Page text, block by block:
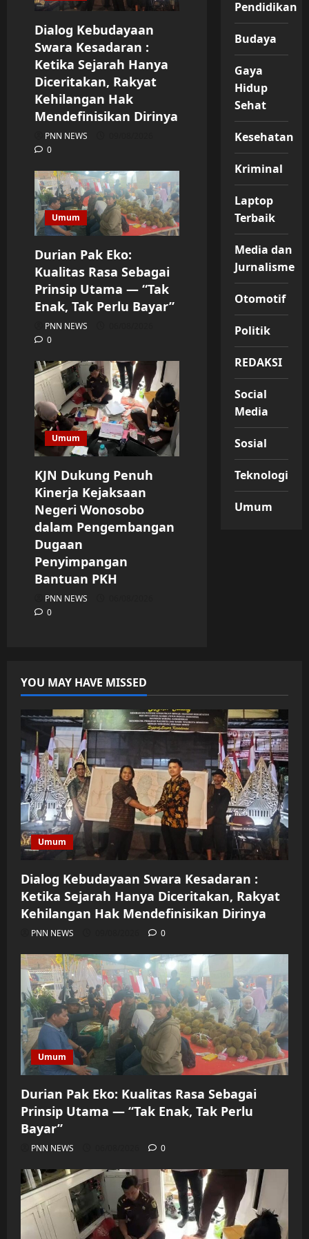
Dialog Kebudayaan
Swara Kesadaran :
Ketika Sejarah Hanya
Diceritakan, Rakyat
Kehilangan Hak
Mendefinisikan Dirinya
PNN NEWS
0
Umum
Durian Pak Eko:
Kualitas Rasa Sebagai
Prinsip Utama — “Tak
Enak, Tak Perlu Bayar”
PNN NEWS
0
Umum
KJN Dukung Penuh
Kinerja Kejaksaan
Negeri Wonosobo
dalam Pengembangan
Dugaan
Penyimpangan
Bantuan PKH
PNN NEWS
0
Pendidikan
Budaya
Gaya
Hidup
Sehat
Kesehatan
Kriminal
Laptop
Terbaik
Media dan
Jurnalisme
Otomotif
Politik
REDAKSI
Social
Media
Sosial
Teknologi
Umum
YOU MAY HAVE MISSED
Umum
Dialog Kebudayaan Swara Kesadaran :
Ketika Sejarah Hanya Diceritakan, Rakyat
Kehilangan Hak Mendefinisikan Dirinya
PNN NEWS 0
Umum
Durian Pak Eko: Kualitas Rasa Sebagai
Prinsip Utama — “Tak Enak, Tak Perlu
Bayar”
PNN NEWS 0